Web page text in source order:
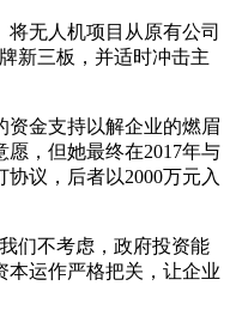
无人机项目从原有公司
新三板，并适时冲击主
金支持以解企业的燃眉
，但她最终在2017年与
议，后者以2000万元入
不考虑，政府投资能
本运作严格把关，让企业